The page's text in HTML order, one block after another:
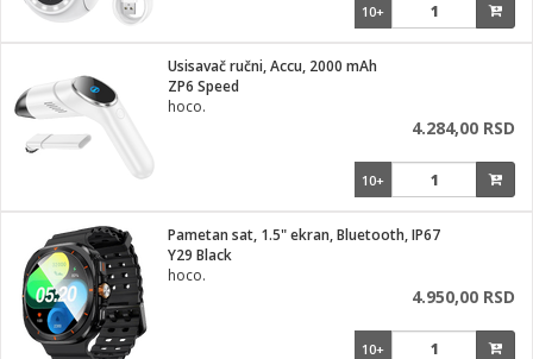
10+
Usisavač ručni, Accu, 2000 mAh
ZP6 Speed
hoco.
4.284,00 RSD
10+
Pametan sat, 1.5" ekran, Bluetooth, IP67
Y29 Black
hoco.
4.950,00 RSD
10+